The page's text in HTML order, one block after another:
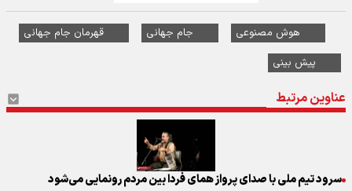
هوش مصنوعی جام جهانی
قهرمان جام جهانی
پیش بینی
عناوین مرتبط
سرود تیم ملی با صدای پرواز همای فردا بین مردم رونمایی می‌شود